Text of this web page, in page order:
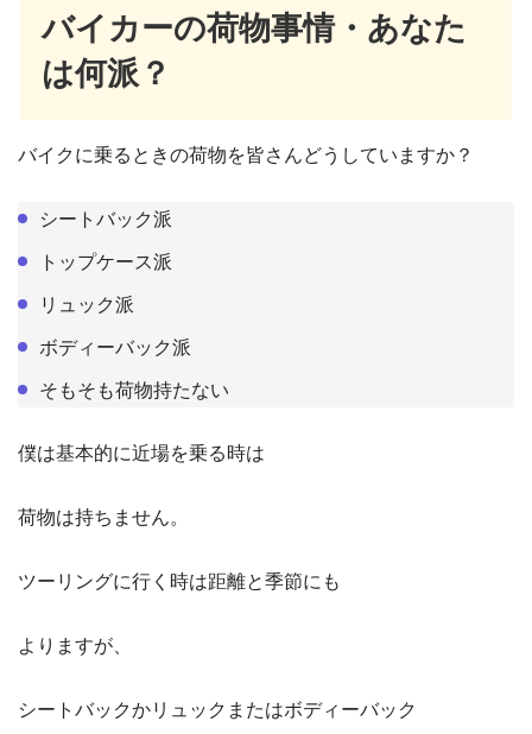
バイカーの荷物事情・あなた
は何派？
バイクに乗るときの荷物を皆さんどうしていますか？
シートバック派
トップケース派
リュック派
ボディーバック派
そもそも荷物持たない
僕は基本的に近場を乗る時は
荷物は持ちません。
ツーリングに行く時は距離と季節にも
よりますが、
シートバックかリュックまたはボディーバック